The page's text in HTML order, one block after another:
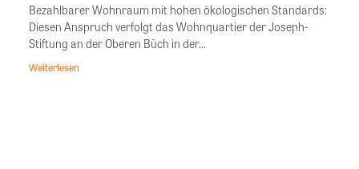
Bezahlbarer Wohnraum mit hohen ökologischen Standards:
Diesen Anspruch verfolgt das Wohnquartier der Joseph-
Stiftung an der Oberen Büch in der...
Weiterlesen